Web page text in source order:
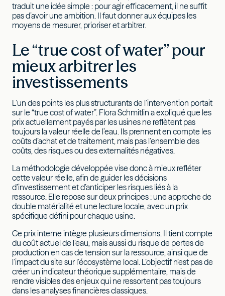
traduit une idée simple : pour agir efficacement, il ne suffit
pas d’avoir une ambition. Il faut donner aux équipes les
moyens de mesurer, prioriser et arbitrer.
Le “true cost of water” pour
mieux arbitrer les
investissements
L’un des points les plus structurants de l’intervention portait
sur le “true cost of water”. Flora Schmitlin a expliqué que les
prix actuellement payés par les usines ne reflètent pas
toujours la valeur réelle de l’eau. Ils prennent en compte les
coûts d’achat et de traitement, mais pas l’ensemble des
coûts, des risques ou des externalités négatives.
La méthodologie développée vise donc à mieux refléter
cette valeur réelle, afin de guider les décisions
d’investissement et d’anticiper les risques liés à la
ressource. Elle repose sur deux principes : une approche de
double matérialité et une lecture locale, avec un prix
spécifique défini pour chaque usine.
Ce prix interne intègre plusieurs dimensions. Il tient compte
du coût actuel de l’eau, mais aussi du risque de pertes de
production en cas de tension sur la ressource, ainsi que de
l’impact du site sur l’écosystème local. L’objectif n’est pas de
créer un indicateur théorique supplémentaire, mais de
rendre visibles des enjeux qui ne ressortent pas toujours
dans les analyses financières classiques.